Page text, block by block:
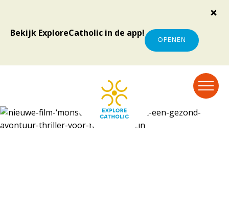
Bekijk ExploreCatholic in de app!
OPENEN